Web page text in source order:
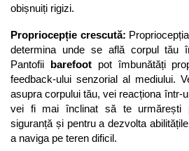
obișnuiți rigizi.
Propriocepție crescută:
determina unde se află corpul tău
Pantofii barefoot pot îmbunătăți
feedback-ului senzorial al mediului.
asupra corpului tău, vei reacționa într-
vei fi mai înclinat să te urmărești
siguranță și pentru a dezvolta
a naviga pe teren dificil.